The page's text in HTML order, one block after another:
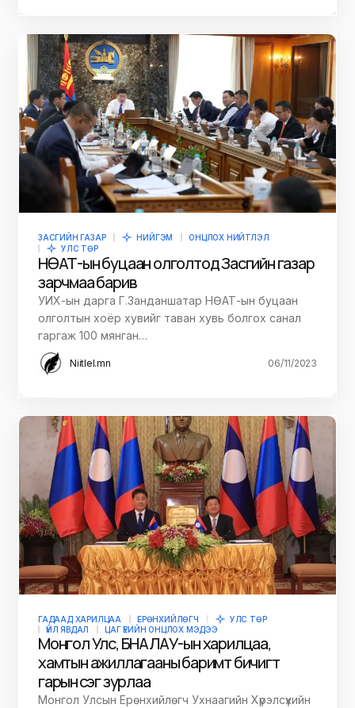
ЗАСГИЙН ГАЗАР НИЙГЭМ
ОНЦЛОХ НИЙТЛЭЛ
УЛС ТӨР
НӨАТ-ын буцаан олголтод Засгийн газар
зарчмаа барив
УИХ-ын дарга Г.Занданшатар НӨАТ-ын буцаан
олголтын хоёр хувийг таван хувь болгох санал
гаргаж 100 мянган…
Niitlel.mn 06/11/2023
ГАДААД ХАРИЛЦАА ЕРӨНХИЙЛӨГЧ
УЛС ТӨР
ҮЙЛ ЯВДАЛ
ЦАГ ҮЕИЙН ОНЦЛОХ МЭДЭЭ
Монгол Улс, БНАЛАУ-ын харилцаа,
хамтын ажиллагааны баримт бичигт
гарын үсэг зурлаа
Монгол Улсын Ерөнхийлөгч Ухнаагийн Хүрэлсүхийн